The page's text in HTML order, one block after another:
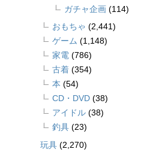
ガチャ企画 (114)
おもちゃ (2,441)
ゲーム (1,148)
家電 (786)
古着 (354)
本 (54)
CD・DVD (38)
アイドル (38)
釣具 (23)
玩具 (2,270)